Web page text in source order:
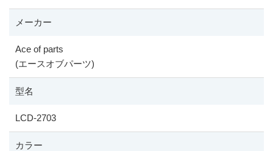
メーカー
Ace of parts
(エースオブパーツ)
型名
LCD-2703
カラー